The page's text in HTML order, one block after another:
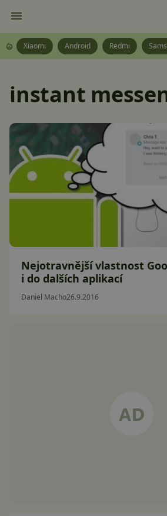
Xiaomi Android Redmi
instant
Nejotravnější vlastnost
i do dalších aplikací
Daniel Macho26.9.2016